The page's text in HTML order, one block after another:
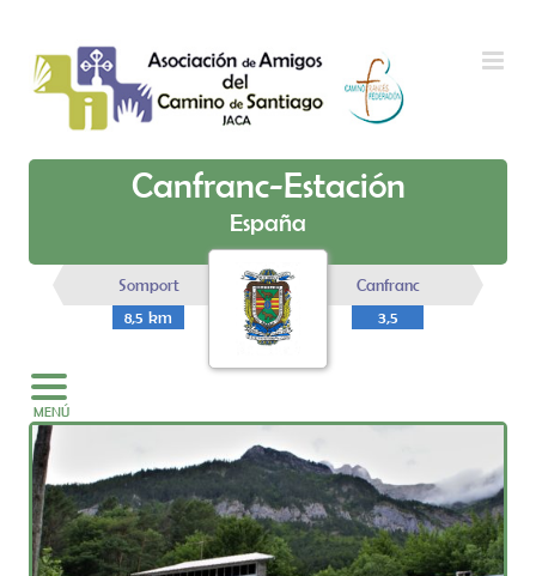
Canfranc-Estación
España
Somport
Canfranc
8,5 km
3,5
MENÚ